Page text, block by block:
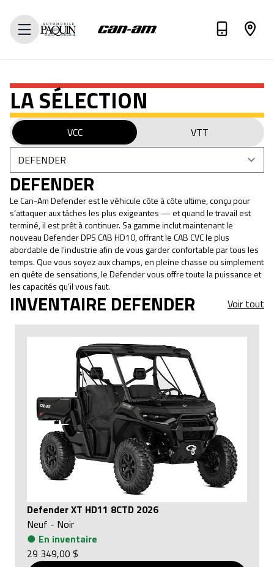
VOIR INVENTAIRE
LA SÉLECTION
VCC VTT
DEFENDER
Le Can-Am Defender est le véhicule côte à côte ultime, conçu pour
s’attaquer aux tâches les plus exigeantes — et quand le travail est
terminé, il est prêt à continuer. Sa gamme inclut maintenant le
nouveau Defender DPS CAB HD10, offrant le CAB CVC le plus
abordable de l’industrie afin de vous garder confortable par tous les
temps. Que vous soyez aux champs, en pleine chasse ou simplement
en quête de sensations, le Defender vous offre toute la puissance et
les capacités qu’il vous faut.
INVENTAIRE DEFENDER Voir tout
Defender XT HD11 8CTD 2026
Neuf - Noir
● En inventaire
29 349,00 $